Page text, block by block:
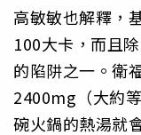
高敏敏也解釋，
100大卡，而且
的陷阱之一。衛
2400mg（大約
碗火鍋的熱湯就